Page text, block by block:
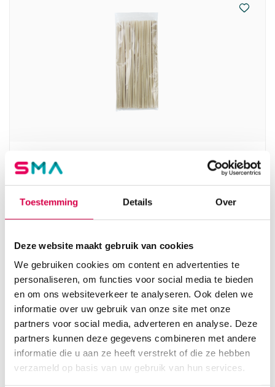
Toestemming Details Over
Deze website maakt gebruik van cookies
We gebruiken cookies om content en advertenties te
personaliseren, om functies voor social media te bieden
en om ons websiteverkeer te analyseren. Ook delen we
informatie over uw gebruik van onze site met onze
partners voor social media, adverteren en analyse. Deze
partners kunnen deze gegevens combineren met andere
informatie die u aan ze heeft verstrekt of die ze hebben
verzameld op basis van uw gebruik van hun services.
Medistix wattendragers, 20cm, zonder prop
(100)
100 stuks, 20cm, onsteriel
Direct leverbaar